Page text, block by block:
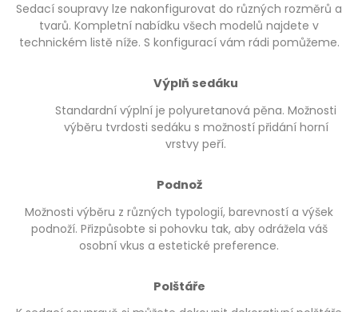
Sedací soupravy lze nakonfigurovat do různých rozměrů a
tvarů. Kompletní nabídku všech modelů najdete v
technickém listě níže. S konfigurací vám rádi pomůžeme.
Výplň sedáku
Standardní výplní je polyuretanová pěna. Možnosti
výběru tvrdosti sedáku s možností přidání horní
vrstvy peří.
Podnož
Možnosti výběru z různých typologií, barevností a výšek
podnoží. Přizpůsobte si pohovku tak, aby odrážela váš
osobní vkus a estetické preference.
Polštáře